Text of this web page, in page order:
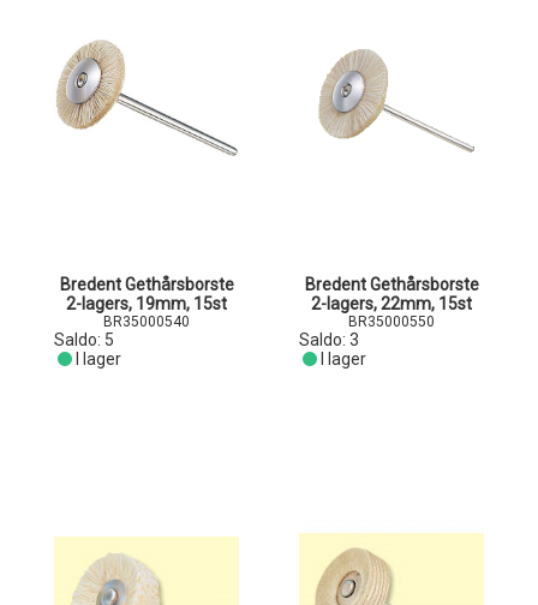
Bredent Gethårsborste
2-lagers, 19mm, 15st
BR35000540
Saldo: 5
I lager
Bredent Gethårsborste
2-lagers, 22mm, 15st
BR35000550
Saldo: 3
I lager